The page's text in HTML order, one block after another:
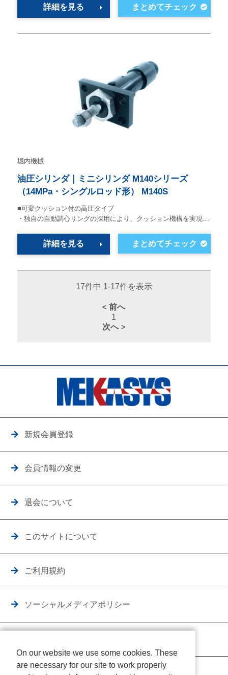
詳細を見る
堀内機械
油圧シリンダ｜ミニシリンダ M140シリーズ
（14MPa・シングルロッド形） M140S
■可変クッション付の高圧タイプ
・独自の自動調心リングの採用により、クッション機構を実現…
詳細を見る
17件中 1-17件を表示
前へ
1
次へ
新規会員登録
会員情報の変更
退会について
このサイトについて
ご利用規約
ソーシャルメディアポリシー
クッキーポリシー
On our website we use some cookies. These
are necessary for our site to work properly